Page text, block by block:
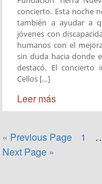
concierto. Esta noche
también a ayudar a
jóvenes con
humanos con el
sin duda hacia donde
destacó. El concierto
Cellos […]
Leer más
« Previous Page 1
Next Page »